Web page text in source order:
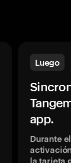
Luego
app.
Durante
la tarjeta